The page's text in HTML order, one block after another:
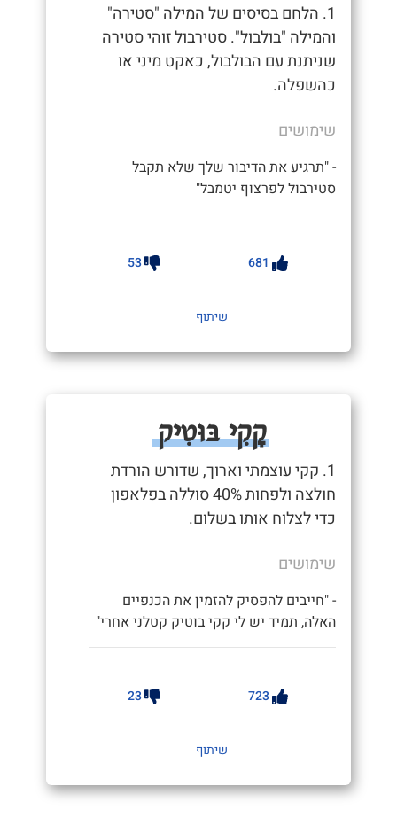
1. הלחם בסיסים של המילה "סטירה"
והמילה "בולבול". סטירבול זוהי סטירה
שניתנת עם הבולבול, כאקט מיני או
כהשפלה.
שימושים
- "תרגיע את הדיבור שלך שלא תקבל
סטירבול לפרצוף יטמבל"
681
53
שיתוף
קָקִי בּוּטִיק
1. קקי עוצמתי וארוך, שדורש הורדת
חולצה ולפחות 40% סוללה בפלאפון
כדי לצלוח אותו בשלום.
שימושים
- "חייבים להפסיק להזמין את הכנפיים
האלה, תמיד יש לי קקי בוטיק קטלני אחרי"
723
23
שיתוף